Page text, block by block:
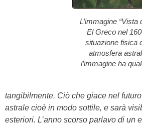
L’immagine “Vista
El Greco nel
situazione fisica
atmosfera
l’immagine ha
tangibilmente. Ciò che giace nel
astrale cioè in modo sottile, e sarà
esteriori. L’anno scorso parlavo di un